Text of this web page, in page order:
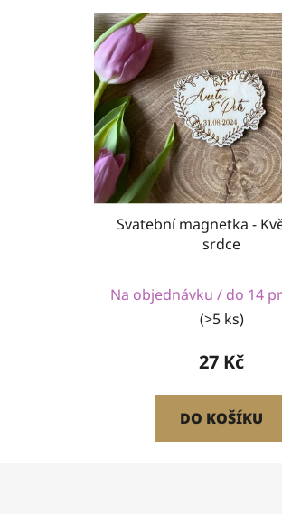
Svatební magnetka -
srdce
Na objednávku / do 14
(>5 ks)
27 Kč
DO KOŠÍKU